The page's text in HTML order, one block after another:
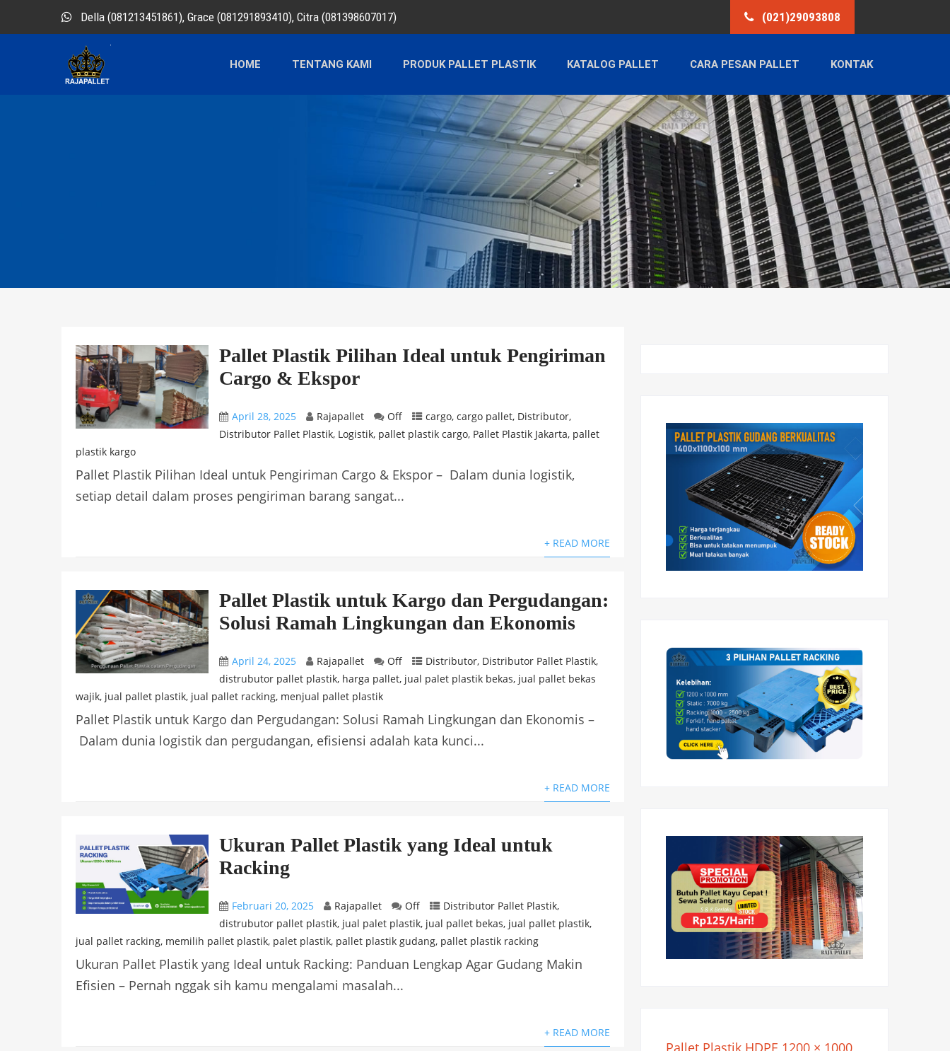
Della (081213451861), Grace (081291893410), Citra (081398607017) (021)29093808
HOME TENTANG KAMI PRODUK PALLET PLASTIK KATALOG PALLET CARA PESAN PALLET KONTAK
Pallet Plastik Pilihan Ideal untuk Pengiriman
Cargo & Ekspor
April 28, 2025 Rajapallet Off cargo,cargo pallet, Distributor,
Distributor Pallet Plastik, Logistik, pallet plastik cargo, Pallet Plastik Jakarta, pallet
plastik kargo
Pallet Plastik Pilihan Ideal untuk Pengiriman Cargo & Ekspor – Dalam dunia logistik,
setiap detail dalam proses pengiriman barang sangat...
+ READ MORE
Pallet Plastik untuk Kargo dan Pergudangan:
Solusi Ramah Lingkungan dan Ekonomis
April 24, 2025 Rajapallet Off Distributor, Distributor Pallet Plastik,
distrubutor pallet plastik, harga pallet, jual palet plastik bekas, jual pallet bekas
wajik, jual pallet plastik, jual pallet racking, menjual pallet plastik
Pallet Plastik untuk Kargo dan Pergudangan: Solusi Ramah Lingkungan dan Ekonomis –
Dalam dunia logistik dan pergudangan, efisiensi adalah kata kunci...
+ READ MORE
Ukuran Pallet Plastik yang Ideal untuk
Racking
Februari 20, 2025 Rajapallet Off Distributor Pallet Plastik,
distrubutor pallet plastik, jual palet plastik, jual pallet bekas, jual pallet plastik,
jual pallet racking, memilih pallet plastik, palet plastik, pallet plastik gudang, pallet plastik racking
Ukuran Pallet Plastik yang Ideal untuk Racking: Panduan Lengkap Agar Gudang Makin
Efisien – Pernah nggak sih kamu mengalami masalah...
+ READ MORE
Pallet Plastik HDPE 1200 × 1000